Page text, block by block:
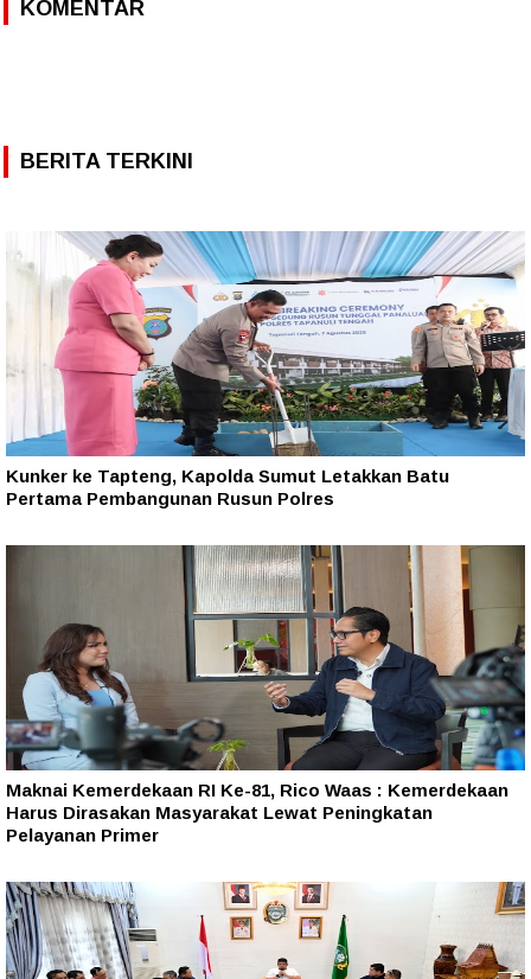
KOMENTAR
BERITA TERKINI
Kunker ke Tapteng, Kapolda Sumut Letakkan Batu
Pertama Pembangunan Rusun Polres
Maknai Kemerdekaan RI Ke-81, Rico Waas : Kemerdekaan
Harus Dirasakan Masyarakat Lewat Peningkatan
Pelayanan Primer